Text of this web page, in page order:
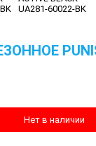
Нет в наличии